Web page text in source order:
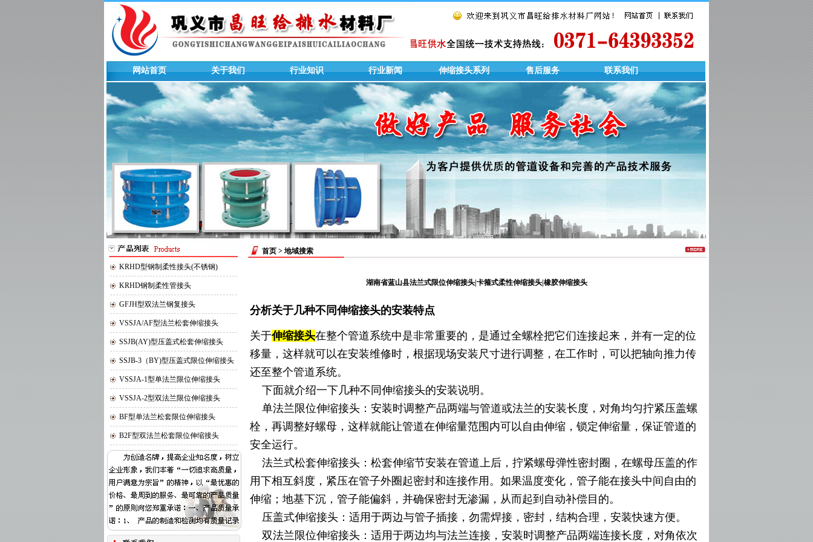
网站首页 关于我们 行业知识 行业新闻 伸缩接头系列 售后服务 联系我们
KRHD型钢制柔性接头(不锈钢)
KRHD钢制柔性管接头
GFJH型双法兰钢复接头
VSSJA/AF型法兰松套伸缩接头
SSJB(AY)型压盖式松套伸缩接头
SSJB-3（BY)型压盖式限位伸缩接头
VSSJA-1型单法兰限位伸缩接头
VSSJA-2型双法兰限位伸缩接头
BF型单法兰松套限位伸缩接头
B2F型双法兰松套限位伸缩接头
首页 > 地域搜索
湖南省蓝山县法兰式限位伸缩接头|卡箍式柔性伸缩接头|橡胶伸缩接头
分析关于几种不同伸缩接头的安装特点
关于伸缩接头在整个管道系统中是非常重要的，是通过全螺栓把它们连接起来，并有一定的位
移量，这样就可以在安装维修时，根据现场安装尺寸进行调整，在工作时，可以把轴向推力传
还至整个管道系统。
下面就介绍一下几种不同伸缩接头的安装说明。
单法兰限位伸缩接头：安装时调整产品两端与管道或法兰的安装长度，对角均匀拧紧压盖螺
栓，再调整好螺母，这样就能让管道在伸缩量范围内可以自由伸缩，锁定伸缩量，保证管道的
安全运行。
法兰式松套伸缩接头：松套伸缩节安装在管道上后，拧紧螺母弹性密封圈，在螺母压盖的作
用下相互斜度，紧压在管子外圈起密封和连接作用。如果温度变化，管子能在接头中间自由的
伸缩；地基下沉，管子能偏斜，并确保密封无渗漏，从而起到自动补偿目的。
压盖式伸缩接头：适用于两边与管子插接，勿需焊接，密封，结构合理，安装快速方便。
双法兰限位伸缩接头：适用于两边均与法兰连接，安装时调整产品两端连接长度，对角依次